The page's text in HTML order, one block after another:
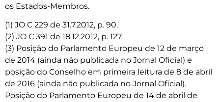
os Estados-Membros.
(1) JO C 229 de 31.7.2012, p. 90.
(2) JO C 391 de 18.12.2012, p. 127.
(3) Posição do Parlamento Europeu de 12 de março
de 2014 (ainda não publicada no Jornal Oficial) e
posição do Conselho em primeira leitura de 8 de abril
de 2016 (ainda não publicada no Jornal Oficial).
Posição do Parlamento Europeu de 14 de abril de